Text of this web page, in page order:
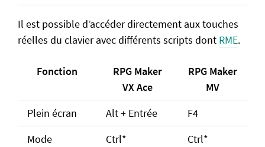
Il est possible d’accéder directement aux touches
réelles du clavier avec différents scripts dont RME.
Fonction
RPG Maker
VX Ace
RPG Maker
MV
Plein écran
Alt + Entrée
F4
Mode
Ctrl* Ctrl*